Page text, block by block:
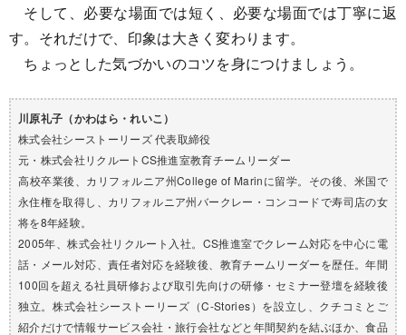
そして、必要な場面では短く、必要な場面では丁寧に返
す。それだけで、印象は大きく変わります。
ちょっとした気づかいのコツを身につけましょう。
川原礼子（かわはら・れいこ）
株式会社シーストーリーズ 代表取締役
元・株式会社リクルートCS推進室教育チームリーダー
高校卒業後、カリフォルニア州College of Marinに留学。その後、米国で
永住権を取得し、カリフォルニア州バークレー・コンコードで寿司店の女
将を8年経験。
2005年、株式会社リクルート入社。CS推進室でクレーム対応を中心に電
話・メール対応、責任者対応を経験後、教育チームリーダーを歴任。年間
100回を超える社員研修および取引先向けの研修・セミナー登壇を経験後
独立。株式会社シーストーリーズ（C-Stories）を設立し、クチコミとご
紹介だけで情報サービス会社・旅行会社などと年間契約を結ぶほか、食品